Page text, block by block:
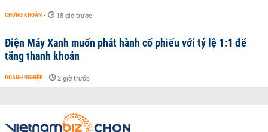
CHỨNG KHOÁN - 18 giờ trước
Điện Máy Xanh muốn phát hành cổ phiếu với tỷ lệ 1:1 để
tăng thanh khoản
DOANH NGHIỆP - 2 giờ trước